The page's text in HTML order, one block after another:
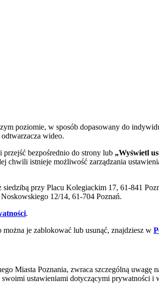
poziomie, w sposób dopasowany do
wideo.
bezpośrednio do strony lub „Wyświetl
chwili istnieje możliwość zarządzania
przy Placu Kolegiackim 17, 61-841
12/14, 61-704 Poznań.
.
je zablokować lub usunąć, znajdziesz w
Miasta Poznania, zwraca szczególną uwagę
ustawieniami dotyczącymi prywatności